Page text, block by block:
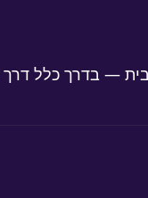
— בדרך כלל